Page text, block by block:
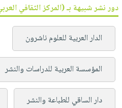
دور نشر شبيهة بـ (المركز الثقافي
الدار العربية للعلوم ناشرون
المؤسسة العربية للدراسات والنشر
دار الساقي للطباعة والنشر